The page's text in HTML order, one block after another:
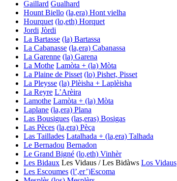
Gaillard Gualhard
Hount Biello (la,era) Hont vielha
Hourquet (lo,eth) Horquet
Jordi Jòrdi
La Bartasse (la) Bartassa
La Cabanasse (la,era) Cabanassa
La Garenne (la) Garena
La Mothe Lamòta + (la) Mòta
La Plaine de Pisset (lo) Pishet, Pisset
La Pleysse (la) Plèisha + Laplèisha
La Reyre L’Arèira
Lamothe Lamòta + (la) Mòta
Laplane (la,era) Plana
Las Bousigues (las,eras) Bosigas
Las Pèces (la,era) Pèça
Las Taillades Latalhada + (la,era) Talhada
Le Bernadou Bernadon
Le Grand Bigné (lo,eth) Vinhèr
Les Bidaux Les Vidaus / Les Bidàws Los Vidaus
Les Escoumes (l’,er’)Escoma